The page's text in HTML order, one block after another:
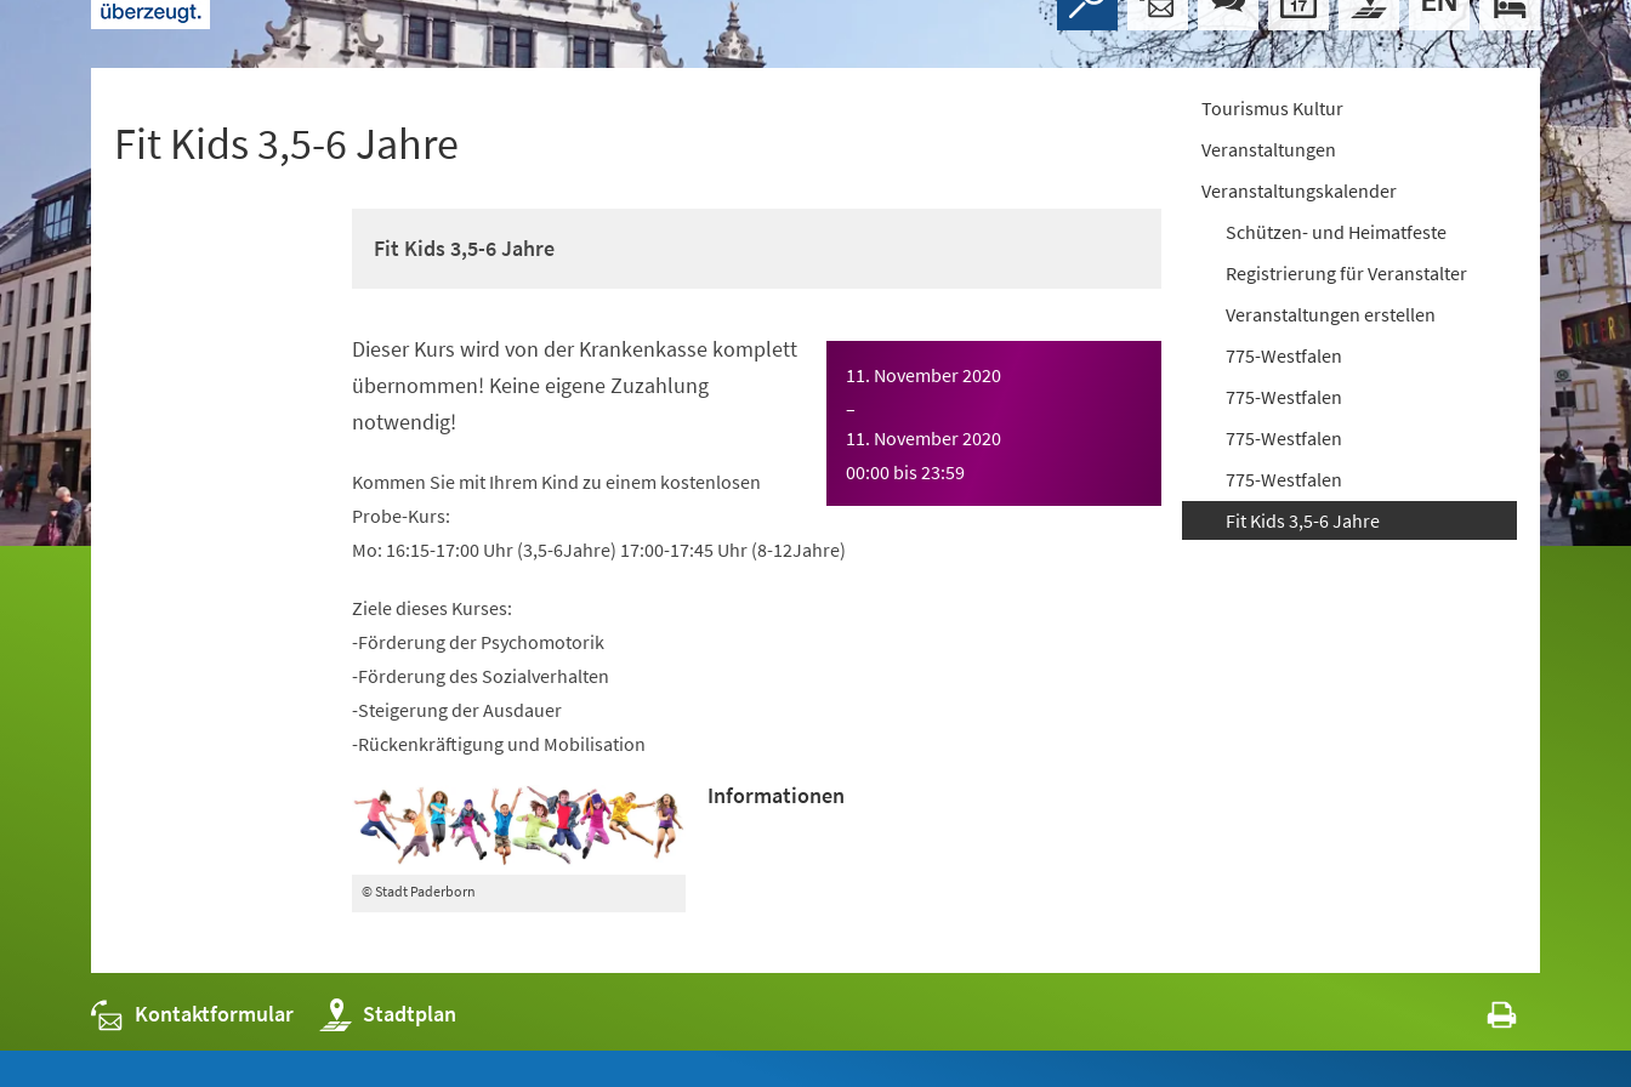
Fit Kids 3,5-6 Jahre
Fit Kids 3,5-6 Jahre
11. November 2020
–
11. November 2020
00:00 bis23:59
Dieser Kurs wird von der Krankenkasse komplett
übernommen! Keine eigene Zuzahlung
notwendig!
Kommen Sie mit Ihrem Kind zu einem kostenlosen
Probe-Kurs:
Mo: 16:15-17:00 Uhr (3,5-6Jahre) 17:00-17:45 Uhr (8-12Jahre)
Ziele dieses Kurses:
-Förderung der Psychomotorik
-Förderung des Sozialverhalten
-Steigerung der Ausdauer
-Rückenkräftigung und Mobilisation
© Stadt Paderborn
Informationen
Tourismus Kultur
Veranstaltungen
Veranstaltungskalender
Schützen- und Heimatfeste
Registrierung für Veranstalter
Veranstaltungen erstellen
775-Westfalen
775-Westfalen
775-Westfalen
775-Westfalen
Fit Kids 3,5-6 Jahre
Kontaktformular Stadtplan
(Öffnet
in
einem